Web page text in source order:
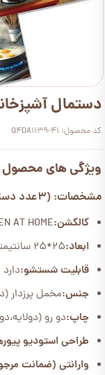
دستمال
کد محصول: Q4DA1139-41
ویژگی های محصول
مشخصات: (3عدد دستمال آشپزخانه با طرح های متفاوت)
کالکشن:AT HOME
ابعاد:25*25 سانتیمتر
قابلیت شستشو:دارد
جنس:مخمل پرزدار
چاپ:دو رو
طراحی استودیو
وارانتی (ضمانت